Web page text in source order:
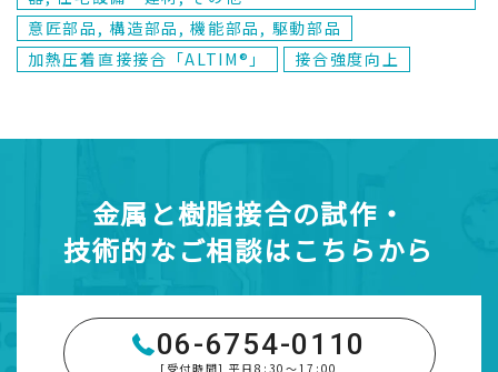
意匠部品, 構造部品, 機能部品, 駆動部品
加熱圧着直接接合「ALTIM®」
接合強度向上
金属と樹脂接合の試作・
技術的なご相談はこちらから
06-6754-0110
[受付時間] 平日8:30～17:00